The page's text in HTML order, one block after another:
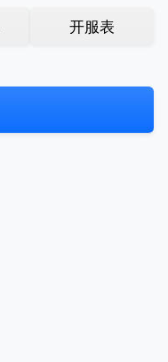
开服表